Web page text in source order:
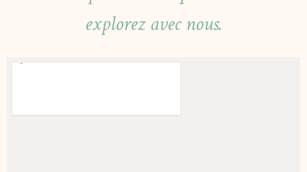
explorez avec nous.